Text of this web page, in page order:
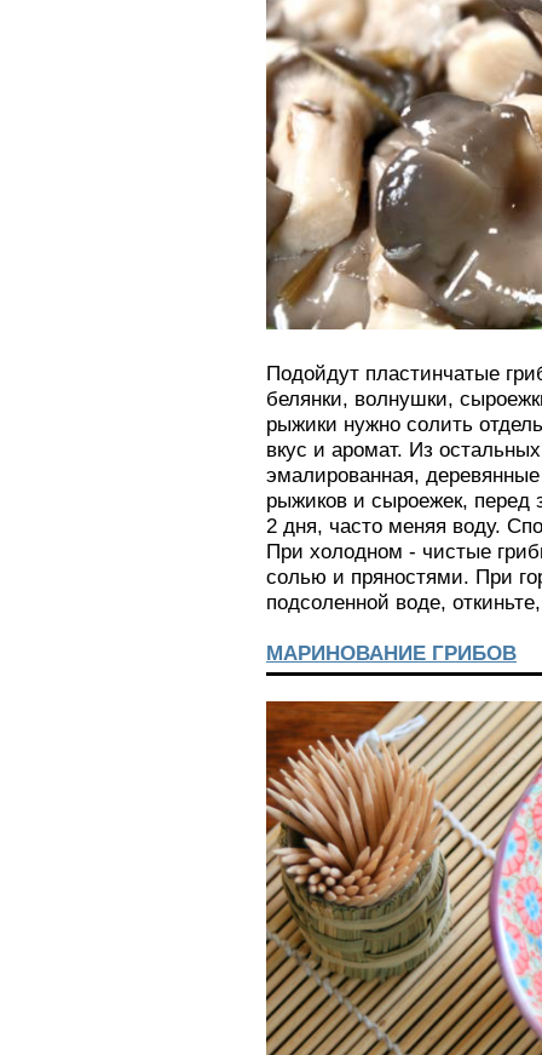
Подойдут пластинчатые
белянки, волнушки,
рыжики нужно солить
вкус и аромат. Из
эмалированная,
рыжиков и сыроежек, перед
2 дня, часто меняя воду.
При холодном - чистые
солью и пряностями. При
подсоленной воде,
МАРИНОВАНИЕ ГРИБОВ